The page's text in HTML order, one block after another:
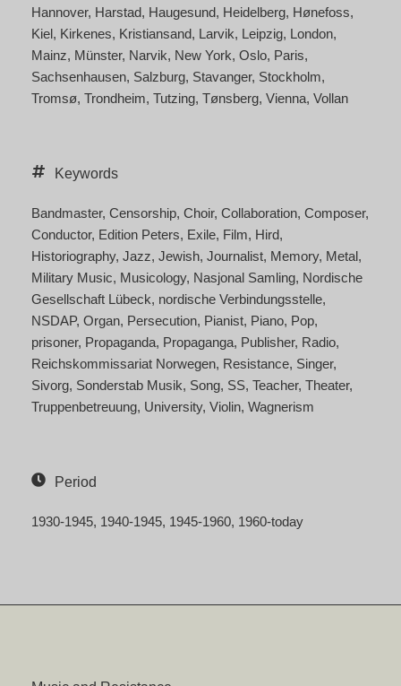
Hannover Harstad Haugesund Heidelberg Hønefoss
Kiel Kirkenes Kristiansand Larvik Leipzig London
Mainz Münster Narvik New York Oslo Paris
Sachsenhausen Salzburg Stavanger Stockholm
Tromsø Trondheim Tutzing Tønsberg Vienna Vollan
Keywords
Bandmaster Censorship Choir Collaboration Composer
Conductor Edition Peters Exile Film Hird
Historiography Jazz Jewish Journalist Memory Metal
Military Music Musicology Nasjonal Samling Nordische
Gesellschaft Lübeck nordische Verbindungsstelle
NSDAP Organ Persecution Pianist Piano Pop
prisoner Propaganda Propaganga Publisher Radio
Reichskommissariat Norwegen Resistance Singer
Sivorg Sonderstab Musik Song SS Teacher Theater
Truppenbetreuung University Violin Wagnerism
Period
1930-1945 1940-1945 1945-1960 1960-today